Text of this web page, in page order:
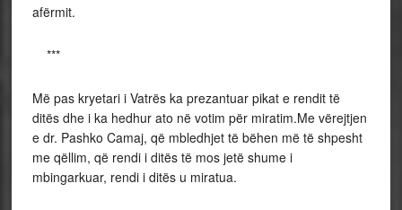
afërmit.
***
Më pas kryetari i Vatrës ka prezantuar pikat e rendit të
ditës dhe i ka hedhur ato në votim për miratim.Me vërejtjen
e dr. Pashko Camaj, që mbledhjet të bëhen më të shpesht
me qëllim, që rendi i ditës të mos jetë shume i
mbingarkuar, rendi i ditës u miratua.